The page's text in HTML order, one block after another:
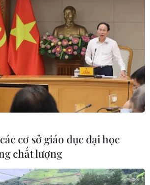
cơ sở giáo dục đại học
chất lượng